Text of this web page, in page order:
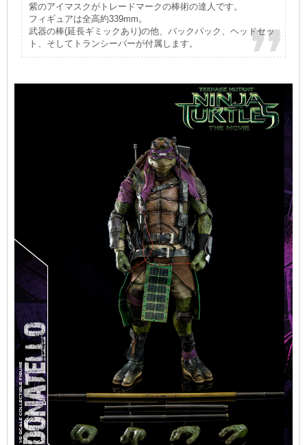
紫のアイマスクがトレードマークの棒術の達人です。
フィギュアは全高約339mm。
武器の棒(延長ギミックあり)の他、バックパック、ヘッドセッ
ト、そしてトランシーバーが付属します。